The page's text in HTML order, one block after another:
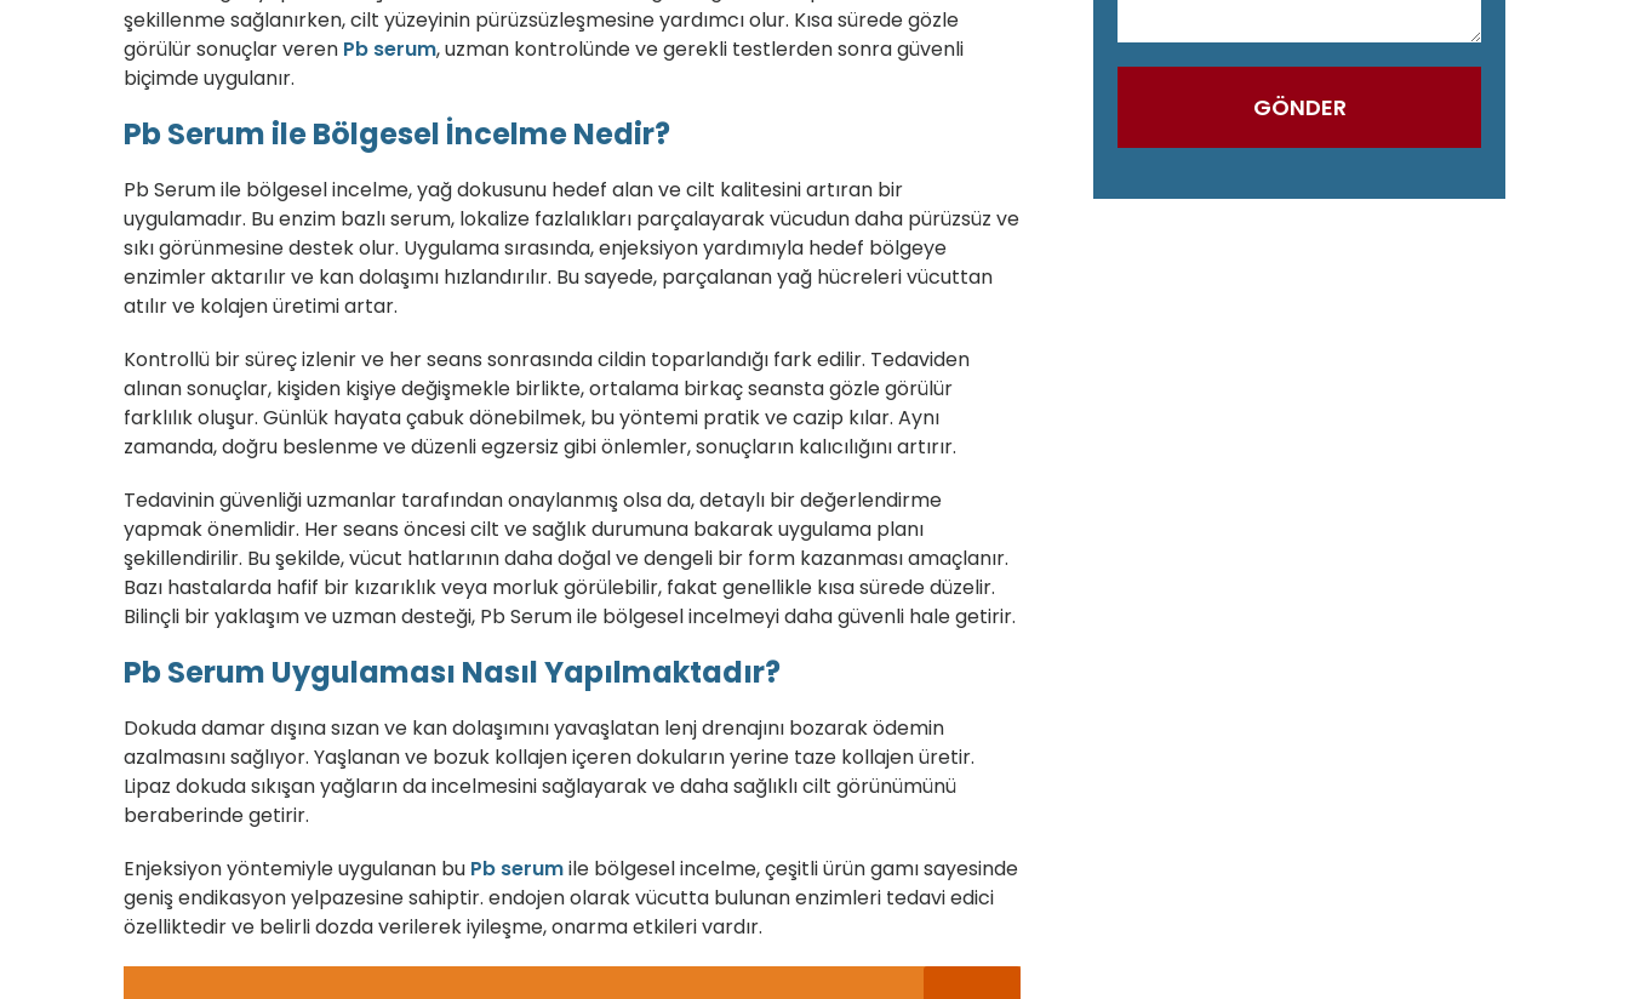
şekillenme sağlanırken, cilt yüzeyinin pürüzsüzleşmesine yardımcı olur. Kısa sürede gözle
görülür sonuçlar veren Pb serum, uzman kontrolünde ve gerekli testlerden sonra güvenli
biçimde uygulanır.
Pb Serum ile Bölgesel İncelme Nedir?
Pb Serum ile bölgesel incelme, yağ dokusunu hedef alan ve cilt kalitesini artıran bir
uygulamadır. Bu enzim bazlı serum, lokalize fazlalıkları parçalayarak vücudun daha pürüzsüz ve
sıkı görünmesine destek olur. Uygulama sırasında, enjeksiyon yardımıyla hedef bölgeye
enzimler aktarılır ve kan dolaşımı hızlandırılır. Bu sayede, parçalanan yağ hücreleri vücuttan
atılır ve kolajen üretimi artar.
Kontrollü bir süreç izlenir ve her seans sonrasında cildin toparlandığı fark edilir. Tedaviden
alınan sonuçlar, kişiden kişiye değişmekle birlikte, ortalama birkaç seansta gözle görülür
farklılık oluşur. Günlük hayata çabuk dönebilmek, bu yöntemi pratik ve cazip kılar. Aynı
zamanda, doğru beslenme ve düzenli egzersiz gibi önlemler, sonuçların kalıcılığını artırır.
Tedavinin güvenliği uzmanlar tarafından onaylanmış olsa da, detaylı bir değerlendirme
yapmak önemlidir. Her seans öncesi cilt ve sağlık durumuna bakarak uygulama planı
şekillendirilir. Bu şekilde, vücut hatlarının daha doğal ve dengeli bir form kazanması amaçlanır.
Bazı hastalarda hafif bir kızarıklık veya morluk görülebilir, fakat genellikle kısa sürede düzelir.
Bilinçli bir yaklaşım ve uzman desteği, Pb Serum ile bölgesel incelmeyi daha güvenli hale getirir.
Pb Serum Uygulaması Nasıl Yapılmaktadır?
Dokuda damar dışına sızan ve kan dolaşımını yavaşlatan lenj drenajını bozarak ödemin
azalmasını sağlıyor. Yaşlanan ve bozuk kollajen içeren dokuların yerine taze kollajen üretir.
Lipaz dokuda sıkışan yağların da incelmesini sağlayarak ve daha sağlıklı cilt görünümünü
beraberinde getirir.
Enjeksiyon yöntemiyle uygulanan bu Pb serumile bölgesel incelme, çeşitli ürün gamı sayesinde
geniş endikasyon yelpazesine sahiptir. endojen olarak vücutta bulunan enzimleri tedavi edici
özelliktedir ve belirli dozda verilerek iyileşme, onarma etkileri vardır.